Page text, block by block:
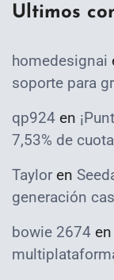
Ultimos
homedesignai
soporte para
qp924 en
7,53% de
Taylor en
generación
bowie 2674 en